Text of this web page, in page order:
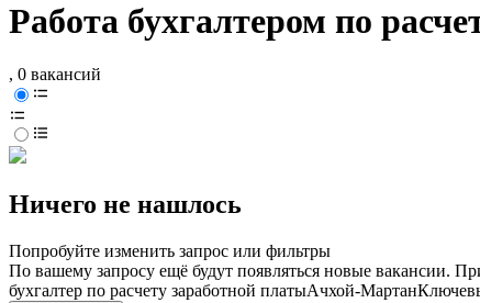
Работа бухгалтером по
, 0 вакансий
Ничего не нашлось
Попробуйте изменить запрос или фильтры
По вашему запросу ещё будут появляться новые вакансии.
бухгалтер по расчету заработной платыАчхой-Мартан